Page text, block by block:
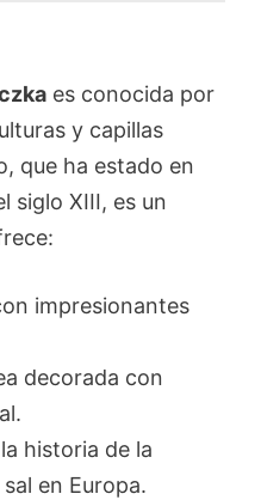
es conocida por
y capillas
que ha estado en
siglo XIII, es un
impresionantes
decorada con
historia de la
en Europa.